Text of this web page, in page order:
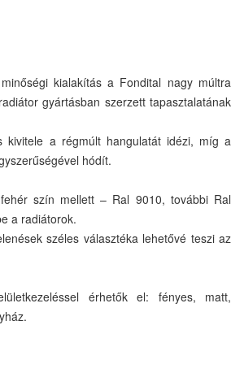
kialakítás a Fondital nagy múltra
gyártásban szerzett tapasztalatának
kivitele a régmúlt hangulatát idézi, míg a
hódít.
szín mellett – Ral 9010, további Ral
a radiátorok.
széles választéka lehetővé teszi az
érhetők el: fényes, matt,